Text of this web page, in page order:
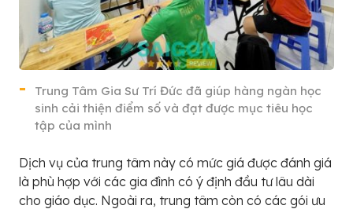
Trung Tâm Gia Sư Trí Đức đã giúp hàng ngàn học
sinh cải thiện điểm số và đạt được mục tiêu học
tập của mình
Dịch vụ của trung tâm này có mức giá được đánh giá
là phù hợp với các gia đình có ý định đầu tư lâu dài
cho giáo dục. Ngoài ra, trung tâm còn có các gói ưu